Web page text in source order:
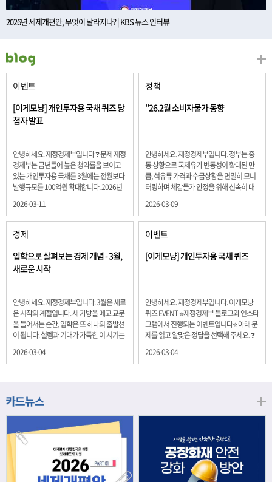
2026년 세제개편안, 무엇이 달라지나? | KBS 뉴스 인터뷰
이벤트
[이게모냥] 개인투자용 국채 퀴즈 당
첨자 발표
안녕하세요. 재정경제부입니다 ❓ 문제 재정
경제부는 금년들어 높은 청약률을 보이고
있는 개인투자용 국채를 3월에는 전월보다
발행규모를 100억원 확대합니다. 2026년
5년물 600억원, 10년물 900억원, 20년물
300억원입니다. 그렇다면 3월 개인투자용
국채의 총 발행 예정 금액은 얼마일까요??
보기 ① 1,600억원 ② 1,700억원 ③ 1,800
억원 ④ 2,000억원 정답 : 1,800억원 참여해
주신 모든 분들 감사합니다! 당첨자분들에
게는 지난 이벤트 블로그 게시글에 비밀댓
전달드립니다.
2026-03-11
정책
"26.2월 소비자물가 동향
안녕하세요. 재정경제부입니다. 정부는 중
동 상황으로 국제유가 변동성이 확대된 만
큼, 석유류 가격과 수급상황을 면밀히 모니
터링하며 체감물가 안정을 위해 신속히 대
료품과 에너지를 제외하고 추세적 흐름을
보여주는 근원물가는 2.3% 상승 향후 지정
학적 요인, 기상여건 등 불확실성이 있는 만
큼, 정부는 체감물가 안정을 위해 총력을 다
할 계획입니다. 특히, 최근 중동 상황으로 국
제유가 변동성이 확대된 만큼, 석유류 가격･
다.
2026-03-09
경제
입학으로 살펴보는 경제 개념 - 3월,
새로운 시작
안녕하세요. 재정경제부입니다. 3월은 새로
운 시작의 계절입니다. 새 가방을 메고 교문
을 들어서는 순간, 입학은 또 하나의 출발선
이 됩니다. 설렘과 기대가 가득한 이 시기는
래를 준비하는 첫 걸음이기도 합니다. 입학
니다. 배움이 쌓이는 시간, 인적자본 학교에
가는 과정입니다. 수업을 통해 배우는 전공
지식, 친구들과의 협업, 다양한 활동 속에서
얻는 문제 해결 경험은 모두 개인의 역량으
로 축적됩니다. 경제학에서는 이.......
2026-03-04
이벤트
[이게모냥] 개인투자용 국채 퀴즈
안녕하세요. 재정경제부입니다. 이게모냥
퀴즈 EVENT ⭐재정경제부 블로그와 인스타
그램에서 진행되는 이벤트입니다⭐ 아래 문
제를 읽고 알맞은 정답을 선택해 주세요. ❓
을 보이고 있는 개인투자용 국채를 3월에는
20년물 300억원입니다. 그렇다면 3월 개인
1,800억원 ④ 2,000억원 이벤트 안내 응모
기간: 2026년 3월 4일(수) ~ 3월 9일(월) 경
품: 커피쿠폰 (60명) 참여.......
2026-03-04